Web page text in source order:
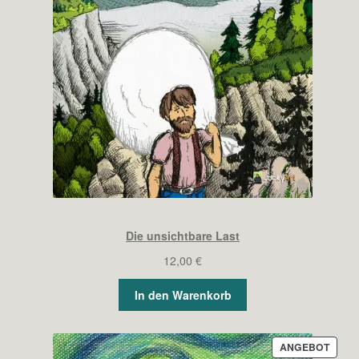
Die unsichtbare Last
12,00 €
In den Warenkorb
ANGEBOT